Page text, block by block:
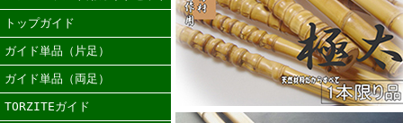
トップガイド
ガイド単品（片足）
ガイド単品（両足）
TORZITEガイド